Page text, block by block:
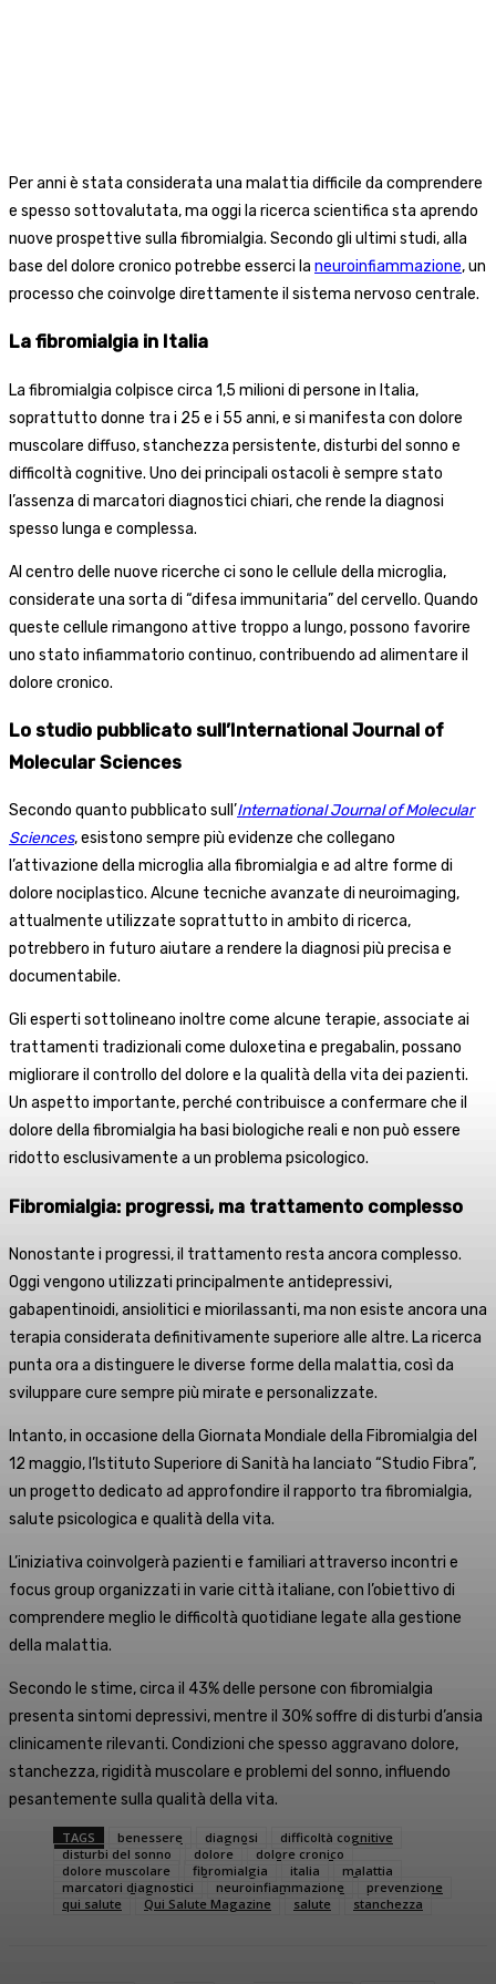
Per anni è stata considerata una malattia difficile da comprendere
e spesso sottovalutata, ma oggi la ricerca scientifica sta aprendo
nuove prospettive sulla fibromialgia. Secondo gli ultimi studi, alla
base del dolore cronico potrebbe esserci la neuroinfiammazione, un
processo che coinvolge direttamente il sistema nervoso centrale.
La fibromialgia in Italia
La fibromialgia colpisce circa 1,5 milioni di persone in Italia,
soprattutto donne tra i 25 e i 55 anni, e si manifesta con dolore
muscolare diffuso, stanchezza persistente, disturbi del sonno e
difficoltà cognitive. Uno dei principali ostacoli è sempre stato
l’assenza di marcatori diagnostici chiari, che rende la diagnosi
spesso lunga e complessa.
Al centro delle nuove ricerche ci sono le cellule della microglia,
considerate una sorta di “difesa immunitaria” del cervello. Quando
queste cellule rimangono attive troppo a lungo, possono favorire
uno stato infiammatorio continuo, contribuendo ad alimentare il
dolore cronico.
Lo studio pubblicato sull’International Journal of
Molecular Sciences
Secondo quanto pubblicato sull’International Journal of Molecular
Sciences, esistono sempre più evidenze che collegano
l’attivazione della microglia alla fibromialgia e ad altre forme di
dolore nociplastico. Alcune tecniche avanzate di neuroimaging,
attualmente utilizzate soprattutto in ambito di ricerca,
potrebbero in futuro aiutare a rendere la diagnosi più precisa e
documentabile.
Gli esperti sottolineano inoltre come alcune terapie, associate ai
trattamenti tradizionali come duloxetina e pregabalin, possano
migliorare il controllo del dolore e la qualità della vita dei pazienti.
Un aspetto importante, perché contribuisce a confermare che il
dolore della fibromialgia ha basi biologiche reali e non può essere
ridotto esclusivamente a un problema psicologico.
Fibromialgia: progressi, ma trattamento complesso
Nonostante i progressi, il trattamento resta ancora complesso.
Oggi vengono utilizzati principalmente antidepressivi,
gabapentinoidi, ansiolitici e miorilassanti, ma non esiste ancora una
terapia considerata definitivamente superiore alle altre. La ricerca
punta ora a distinguere le diverse forme della malattia, così da
sviluppare cure sempre più mirate e personalizzate.
Intanto, in occasione della Giornata Mondiale della Fibromialgia del
12 maggio, l’Istituto Superiore di Sanità ha lanciato “Studio Fibra”,
un progetto dedicato ad approfondire il rapporto tra fibromialgia,
salute psicologica e qualità della vita.
L’iniziativa coinvolgerà pazienti e familiari attraverso incontri e
focus group organizzati in varie città italiane, con l’obiettivo di
comprendere meglio le difficoltà quotidiane legate alla gestione
della malattia.
Secondo le stime, circa il 43% delle persone con fibromialgia
presenta sintomi depressivi, mentre il 30% soffre di disturbi d’ansia
clinicamente rilevanti. Condizioni che spesso aggravano dolore,
stanchezza, rigidità muscolare e problemi del sonno, influendo
pesantemente sulla qualità della vita.
TAGS benessere diagnosi
difficoltà cognitive
disturbi del sonno
dolore
dolore cronico
dolore muscolare
fibromialgia italia
malattia
marcatori diagnostici
neuroinfiammazione
prevenzione
qui salute
Qui Salute Magazine salute stanchezza